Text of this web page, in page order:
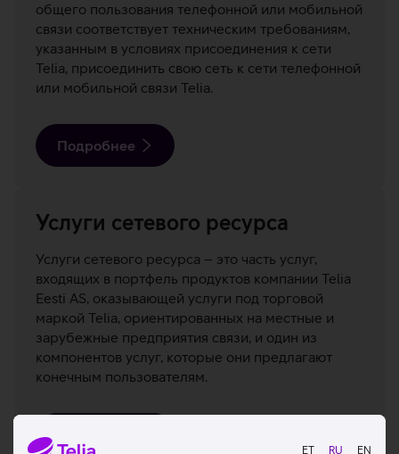
ET RU EN
общего пользования телефонной или мобильной
связи соответствует техническим требованиям,
указанным в условиях присоединения к сети
Telia, присоединить свою сеть к сети телефонной
или мобильной связи Telia.
Подробнее
Услуги сетевого ресурса
Услуги сетевого ресурса – это часть услуг,
входящих в портфель продуктов компании Telia
Eesti AS, оказывающей услуги под торговой
маркой Telia, ориентированных на местные и
зарубежные предприятия связи, и один из
компонентов услуг, которые они предлагают
конечным пользователям.